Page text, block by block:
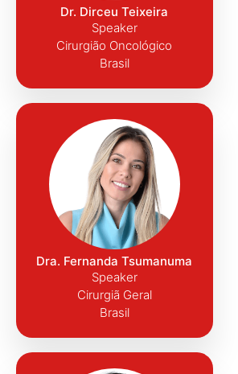
Dr. Dirceu Teixeira
Speaker
Cirurgião Oncológico
Brasil
Dra. Fernanda Tsumanuma
Speaker
Cirurgiã Geral
Brasil